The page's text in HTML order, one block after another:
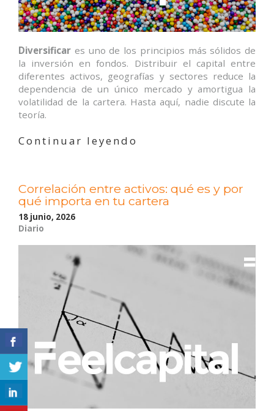
Diversificar es uno de los principios más sólidos de
la inversión en fondos. Distribuir el capital entre
diferentes activos, geografías y sectores reduce la
dependencia de un único mercado y amortigua la
volatilidad de la cartera. Hasta aquí, nadie discute la
teoría.
Continuar leyendo
tu
cartera
Correlación entre activos: qué es y por
qué importa en tu cartera
18 junio, 2026
Diario